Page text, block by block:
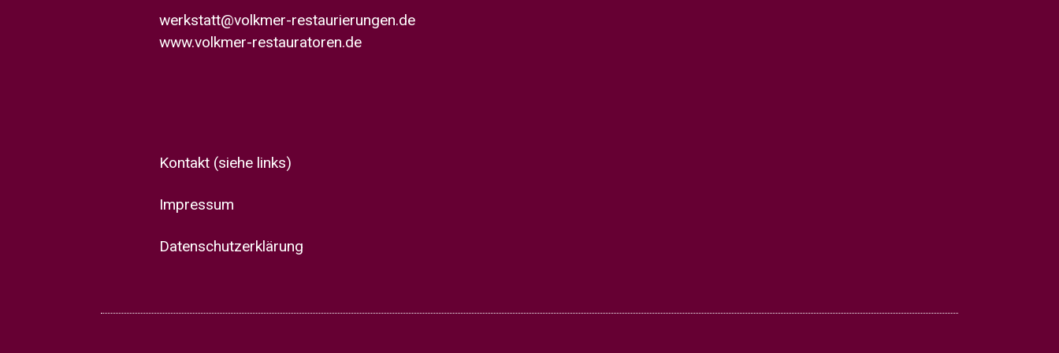
werkstatt@volkmer-restaurierungen.de
www.volkmer-restauratoren.de
Kontakt (siehe links)
Impressum
Datenschutzerklärung